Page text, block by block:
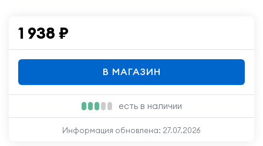
1 938 ₽
В МАГАЗИН
есть в наличии
Информация обновлена: 27.07.2026